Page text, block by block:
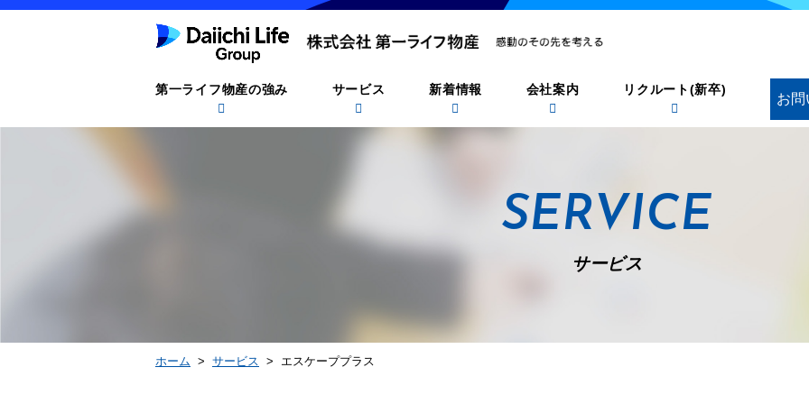
第一ライフ物産の強み サービス 新着情報 会社案内 リクルート(新卒)
お問
SERVICE
サービス
ホーム > サービス > エスケーププラス